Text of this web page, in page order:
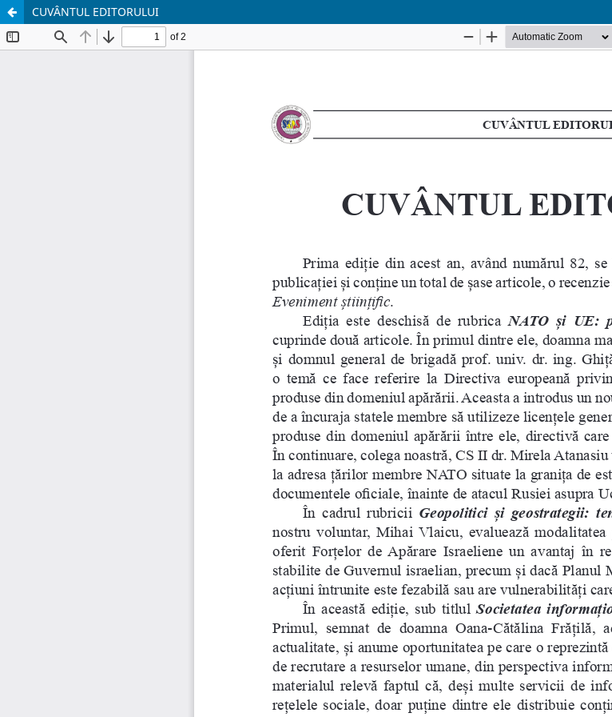
CUVÂNTUL EDITORULUI